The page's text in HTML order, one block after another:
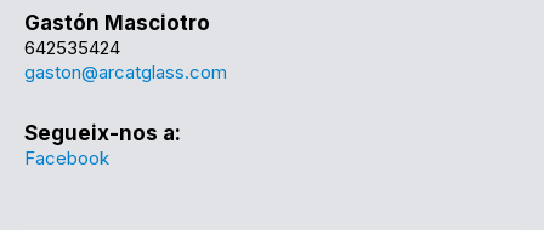
Gastón Masciotro
642535424
gaston@arcatglass.com
Segueix-nos a:
Facebook